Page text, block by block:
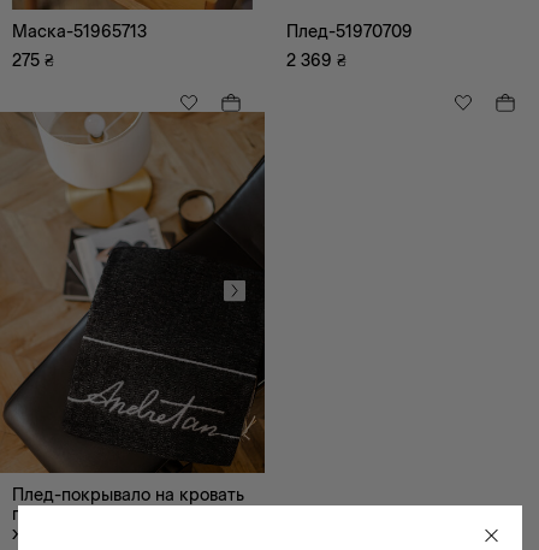
черный
Маска-51965713
275 ₴
Плед-51970709
2 369 ₴
Плед-покрывало на кровать
полуторный черный «Список
желаний» — 51970707